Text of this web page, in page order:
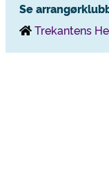
Se
Trekantens